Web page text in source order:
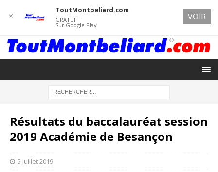
Résultats du baccalauréat session
2019 Académie de Besançon
5 juillet 2019
✕
ToutMontbeliard.com
GRATUIT
Sur Google Play
VOIR